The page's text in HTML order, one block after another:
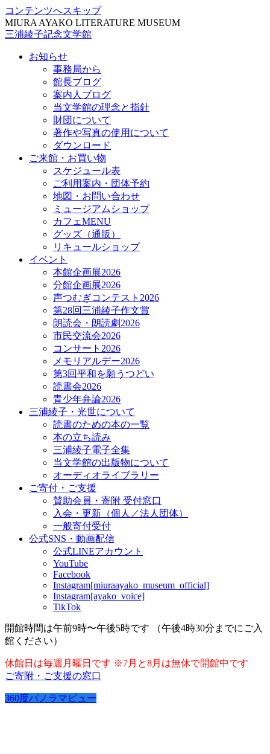
コンテンツへスキップ
MIURA AYAKO LITERATURE MUSEUM
三浦綾子記念文学館
お知らせ
事務局から
館長ブログ
案内人ブログ
当文学館の理念と指針
財団について
著作や写真の使用について
ダウンロード
ご来館・お買い物
スケジュール表
ご利用案内・団体予約
地図・お問い合わせ
ミュージアムショップ
カフェMENU
グッズ（通販）
リキュールショップ
イベント
本館企画展2026
分館企画展2026
声つむぎコンテスト2026
第28回三浦綾子作文賞
朗読会・朗読劇2026
市民交流会2026
コンサート2026
メモリアルデー2026
第3回平和を願うつどい
読書会2026
青少年弁論2026
三浦綾子・光世について
読書のための本の一覧
本の立ち読み
三浦綾子電子全集
当文学館の出版物について
オーディオライブラリー
ご寄付・ご支援
賛助会員・寄附 受付窓口
入会・更新（個人／法人団体）
一般寄付受付
公式SNS・動画配信
公式LINEアカウント
YouTube
Facebook
Instagram[miuraayako_museum_official]
Instagram[ayako_voice]
TikTok
開館時間は午前9時〜午後5時です （午後4時30分までにご入
館ください）
休館日は毎週月曜日です ※7月と8月は無休で開館中です
ご寄附・ご支援の窓口
360度パノラマビュー